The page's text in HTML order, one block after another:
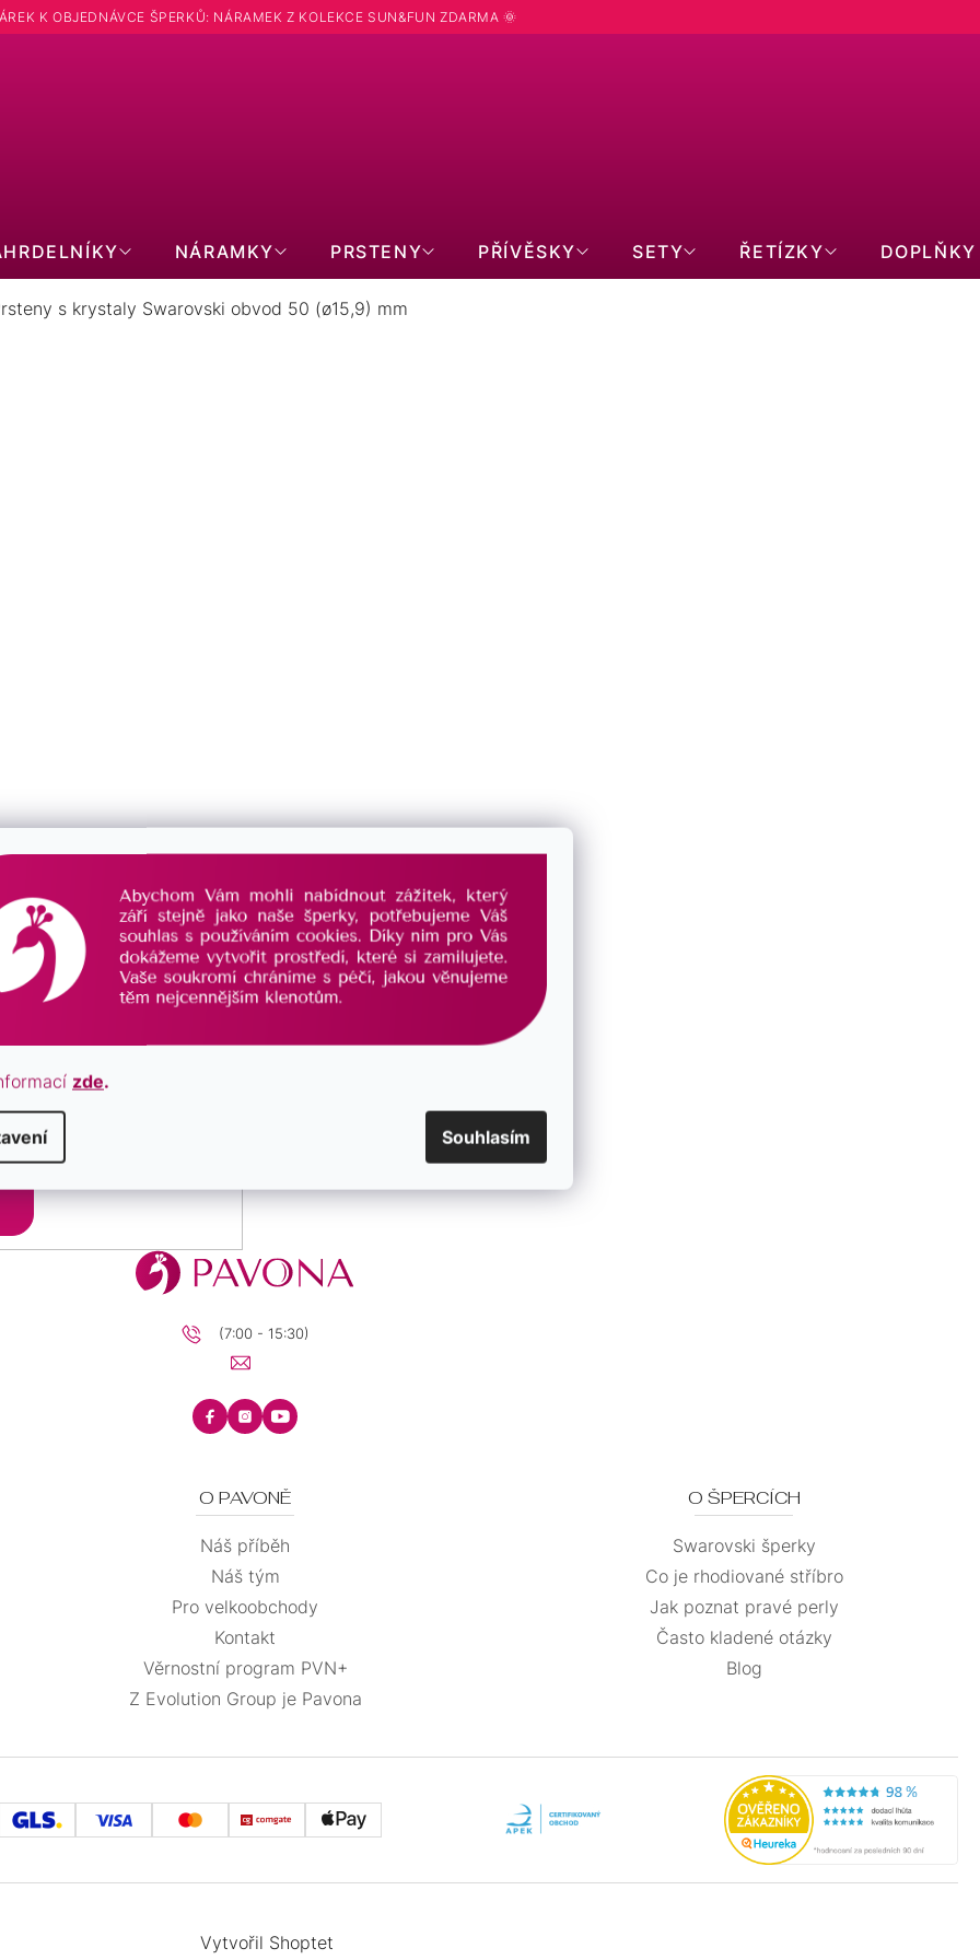
zde.
Souhlasím
K OBJEDNÁVCE ŠPERKŮ: NÁRAMEK Z KOLEKCE SUN&FUN ZDARMA 🌞
NÁRAMKY PRSTENY PŘÍVĚSKY SETY ŘETÍZKY DOPLŇKY
s krystaly Swarovski obvod 50 (ø15,9) mm
DOŽIVOTNÍ PÉČE
už navždy
PORADÍME VÁM
s výběrem šperku
osobních údajů.
Přihlásit
se
(7:00 - 15:30)
O PAVONĚ
Náš příběh
Náš tým
Pro velkoobchody
Kontakt
Věrnostní program PVN+
Z Evolution Group je Pavona
O ŠPERCÍCH
Swarovski šperky
Co je rhodiované stříbro
Jak poznat pravé perly
Často kladené otázky
Blog
Vytvořil Shoptet